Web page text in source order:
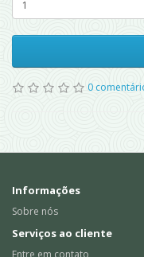
0
Informações
Sobre nós
Serviços ao cliente
Entre em contato